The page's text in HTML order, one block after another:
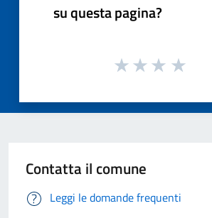
su questa pagina?
Contatta il comune
Leggi le domande frequenti